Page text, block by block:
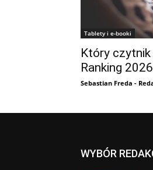
Tablety i e-booki
Który
Ranking
Sebastian Freda -
WYBÓR